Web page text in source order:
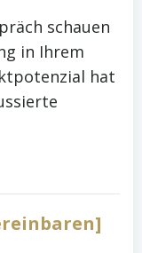
schauen
in Ihrem
hat